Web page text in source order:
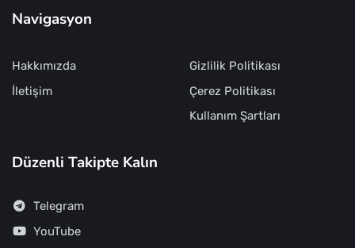
Navigasyon
Hakkımızda
İletişim
Gizlilik Politikası
Çerez Politikası
Kullanım Şartları
Düzenli Takipte Kalın
Telegram
YouTube